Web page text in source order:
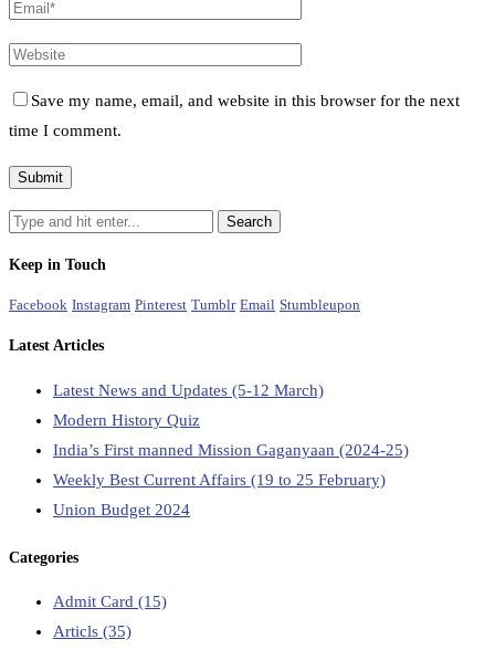
Save my name, email, and website in this browser for the next
time I comment.
Keep in Touch
Facebook Instagram Pinterest Tumblr Email Stumbleupon
Latest Articles
Latest News and Updates (5-12 March)
Modern History Quiz
India’s First manned Mission Gaganyaan (2024-25)
Weekly Best Current Affairs (19 to 25 February)
Union Budget 2024
Categories
Admit Card (15)
Articls (35)